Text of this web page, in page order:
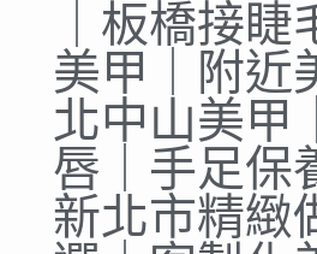
｜板橋接
美甲｜附近
北中山美甲
唇｜手足保
新北市精緻